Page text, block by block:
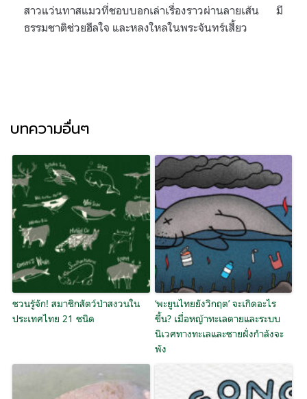
สาวแว่นทาสแมวที่ชอบบอกเล่าเรื่องราวผ่านลายเส้น มี
ธรรมชาติช่วยฮีลใจ และหลงใหลในพระจันทร์เสี้ยว
บทความอื่นๆ
ชวนรู้จัก! สมาชิกสัตว์ป่าสงวนใน
ประเทศไทย 21 ชนิด
‘พะยูนไทยยังวิกฤต’ จะเกิดอะไร
ขึ้น? เมื่อหญ้าทะเลตายและระบบ
นิเวศทางทะเลและชายฝั่งกำลังจะ
พัง